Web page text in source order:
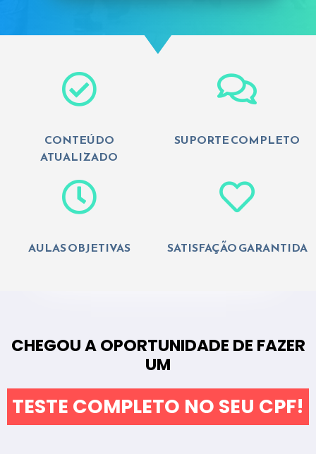
CONTEÚDO
ATUALIZADO
SUPORTE COMPLETO
AULAS OBJETIVAS SATISFAÇÃO GARANTIDA
CHEGOU A OPORTUNIDADE DE FAZER
UM
TESTE COMPLETO NO SEU CPF!